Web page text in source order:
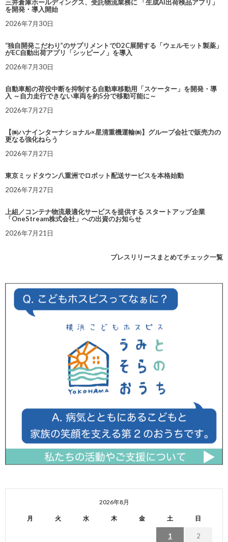
三井倉庫ホールディングス、受託物流業務に 「生成AI出荷検品アプリ」
を開発・導入開始
2026年7月30日
“独自開発こだわり”のサプリメントでD2C展開する「ウェルモット製薬」
がEC自動出荷アプリ「シッピーノ」を導入
2026年7月30日
自動車船の荷役中断を抑制する自動車移動用「スケーター」を開発・導
入 ～自力走行できない車両を約5分で移動可能に～
2026年7月27日
【㈱ハナインターナショナル×星清重機運輸㈱】グループ会社で販売力の
更なる強化ねらう
2026年7月27日
東京ミッドタウン八重洲でロボット配送サービスを本格始動
2026年7月27日
上組／コンテナ物流最適化サービスを提供する スタートアップ企業
「OneStream株式会社」への出資のお知らせ
2026年7月21日
プレスリリースまとめてチェック一覧
2026年8月
月 火 水 木 金 土 日
1 2